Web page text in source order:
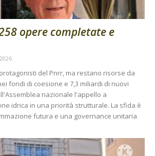
opere completate e
del Pnrr, ma restano risorse da
fondi di coesione e 7,3 miliardi di nuovi
nazionale l'appello a
idrica in una priorità strutturale. La sfida è
futura e una governance unitaria